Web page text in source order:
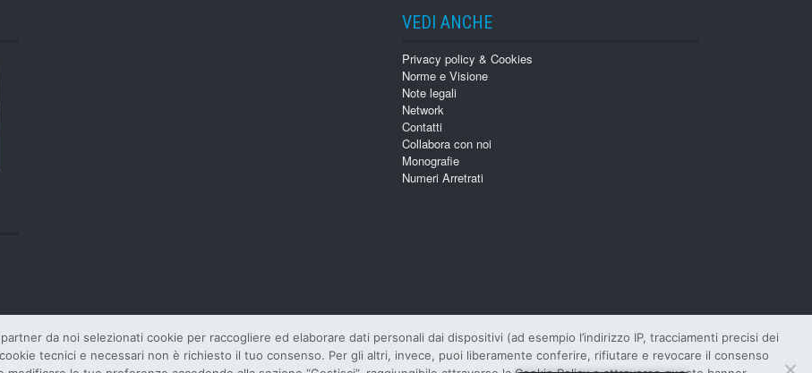
VEDI ANCHE
Privacy policy & Cookies
Norme e Visione
Note legali
Network
Contatti
Collabora con noi
Monografie
Numeri Arretrati
da noi selezionati cookie per raccogliere ed elaborare dati personali dai dispositivi (ad esempio l’indirizzo IP, tracciamenti precisi dei
tecnici e necessari non è richiesto il tuo consenso. Per gli altri, invece, puoi liberamente conferire, rifiutare e revocare il consenso